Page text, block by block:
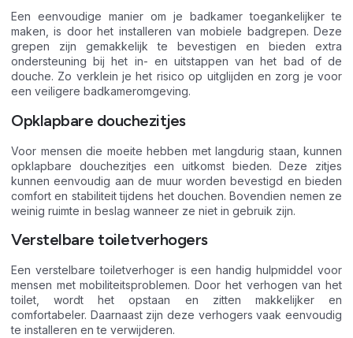
Een eenvoudige manier om je badkamer toegankelijker te
maken, is door het installeren van mobiele badgrepen. Deze
grepen zijn gemakkelijk te bevestigen en bieden extra
ondersteuning bij het in- en uitstappen van het bad of de
douche. Zo verklein je het risico op uitglijden en zorg je voor
een veiligere badkameromgeving.
Opklapbare douchezitjes
Voor mensen die moeite hebben met langdurig staan, kunnen
opklapbare douchezitjes een uitkomst bieden. Deze zitjes
kunnen eenvoudig aan de muur worden bevestigd en bieden
comfort en stabiliteit tijdens het douchen. Bovendien nemen ze
weinig ruimte in beslag wanneer ze niet in gebruik zijn.
Verstelbare toiletverhogers
Een verstelbare toiletverhoger is een handig hulpmiddel voor
mensen met mobiliteitsproblemen. Door het verhogen van het
toilet, wordt het opstaan en zitten makkelijker en
comfortabeler. Daarnaast zijn deze verhogers vaak eenvoudig
te installeren en te verwijderen.